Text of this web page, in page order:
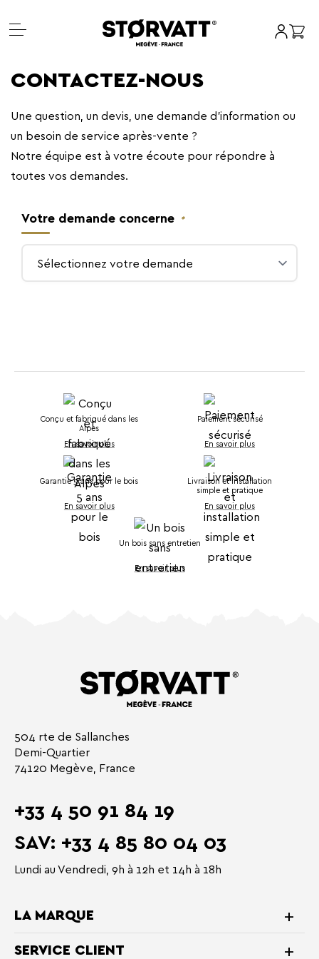
Mon
CONTACTEZ-NOUS
Une question, un devis, une demande d'information ou
un besoin de service après-vente ?
Notre équipe est à votre écoute pour répondre à
toutes vos demandes.
Votre demande concerne *
Paiement sécurisé
En savoir plus
Garantie 5 ans pour le bois
En savoir plus
Conçu et fabriqué dans les
Alpes
En savoir plus
Livraison et installation
simple et pratique
En savoir plus
Un bois sans entretien
En savoir plus
504 rte de Sallanches
Demi-Quartier
74120 Megève, France
+33 4 50 91 84 19
SAV: +33 4 85 80 04 03
Lundi au Vendredi, 9h à 12h et 14h à 18h
LA MARQUE
SERVICE CLIENT